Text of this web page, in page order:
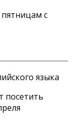
с
языка
посетить